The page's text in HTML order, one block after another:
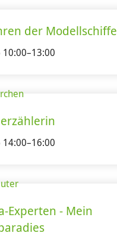
der Modellschiffe
Experten - Mein